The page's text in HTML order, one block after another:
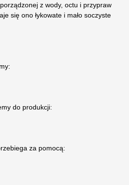
z wody, octu i przypraw
się ono łykowate i mało soczyste
do produkcji:
za pomocą: